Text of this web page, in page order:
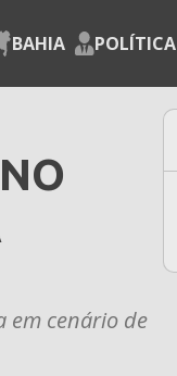
BAHIA POLÍTICA
em cenário de